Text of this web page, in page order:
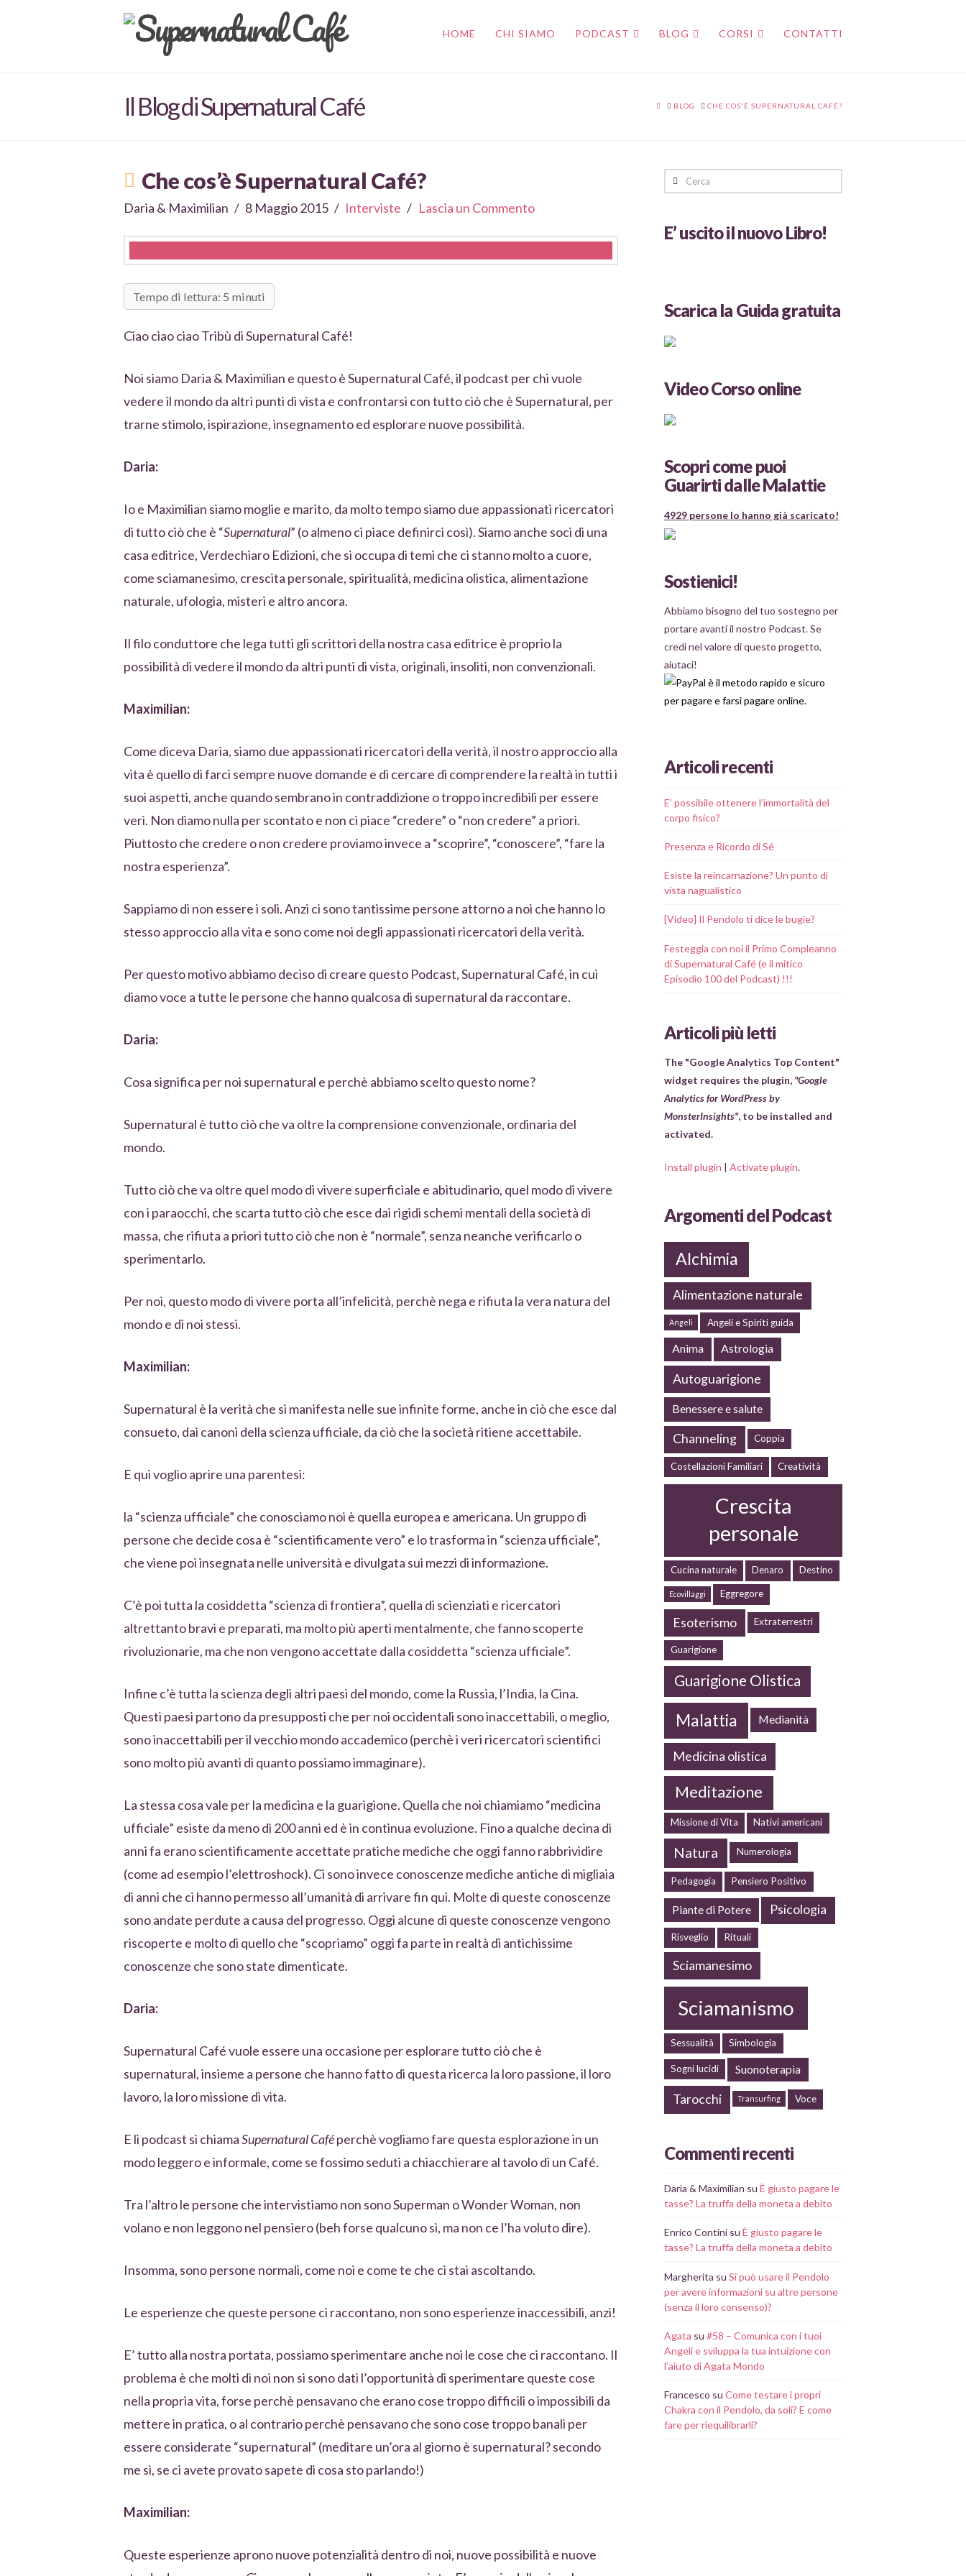
HOME CHI SIAMO PODCAST BLOG CORSI CONTATTI
Il Blog di Supernatural Café HOME
BLOG CHE COS'È SUPERNATURAL CAFÉ?
Che cos’è Supernatural Café?
Daria & Maximilian 8 Maggio 2015 Interviste Lascia un Commento
Tempo di lettura: 5 minuti
Ciao ciao ciao Tribù di Supernatural Café!
Noi siamo Daria & Maximilian e questo è Supernatural Café, il podcast per chi vuole
vedere il mondo da altri punti di vista e confrontarsi con tutto ciò che è Supernatural, per
trarne stimolo, ispirazione, insegnamento ed esplorare nuove possibilità.
Daria:
Io e Maximilian siamo moglie e marito, da molto tempo siamo due appassionati ricercatori
di tutto ciò che è “Supernatural” (o almeno ci piace definirci così). Siamo anche soci di una
casa editrice, Verdechiaro Edizioni, che si occupa di temi che ci stanno molto a cuore,
come sciamanesimo, crescita personale, spiritualità, medicina olistica, alimentazione
naturale, ufologia, misteri e altro ancora.
Il filo conduttore che lega tutti gli scrittori della nostra casa editrice è proprio la
possibilità di vedere il mondo da altri punti di vista, originali, insoliti, non convenzionali.
Maximilian:
Come diceva Daria, siamo due appassionati ricercatori della verità, il nostro approccio alla
vita è quello di farci sempre nuove domande e di cercare di comprendere la realtà in tutti i
suoi aspetti, anche quando sembrano in contraddizione o troppo incredibili per essere
veri. Non diamo nulla per scontato e non ci piace “credere” o “non credere” a priori.
Piuttosto che credere o non credere proviamo invece a “scoprire”, “conoscere”, “fare la
nostra esperienza”.
Sappiamo di non essere i soli. Anzi ci sono tantissime persone attorno a noi che hanno lo
stesso approccio alla vita e sono come noi degli appassionati ricercatori della verità.
Per questo motivo abbiamo deciso di creare questo Podcast, Supernatural Café, in cui
diamo voce a tutte le persone che hanno qualcosa di supernatural da raccontare.
Daria:
Cosa significa per noi supernatural e perchè abbiamo scelto questo nome?
Supernatural è tutto ciò che va oltre la comprensione convenzionale, ordinaria del
mondo.
Tutto ciò che va oltre quel modo di vivere superficiale e abitudinario, quel modo di vivere
con i paraocchi, che scarta tutto ciò che esce dai rigidi schemi mentali della società di
massa, che rifiuta a priori tutto ciò che non è “normale”, senza neanche verificarlo o
sperimentarlo.
Per noi, questo modo di vivere porta all’infelicità, perchè nega e rifiuta la vera natura del
mondo e di noi stessi.
Maximilian:
Supernatural è la verità che si manifesta nelle sue infinite forme, anche in ciò che esce dal
consueto, dai canoni della scienza ufficiale, da ciò che la società ritiene accettabile.
E qui voglio aprire una parentesi:
la “scienza ufficiale” che conosciamo noi è quella europea e americana. Un gruppo di
persone che decide cosa è “scientificamente vero” e lo trasforma in “scienza ufficiale”,
che viene poi insegnata nelle università e divulgata sui mezzi di informazione.
C’è poi tutta la cosiddetta “scienza di frontiera”, quella di scienziati e ricercatori
altrettanto bravi e preparati, ma molto più aperti mentalmente, che fanno scoperte
rivoluzionarie, ma che non vengono accettate dalla cosiddetta “scienza ufficiale”.
Infine c’è tutta la scienza degli altri paesi del mondo, come la Russia, l’India, la Cina.
Questi paesi partono da presupposti che per noi occidentali sono inaccettabili, o meglio,
sono inaccettabili per il vecchio mondo accademico (perchè i veri ricercatori scientifici
sono molto più avanti di quanto possiamo immaginare).
La stessa cosa vale per la medicina e la guarigione. Quella che noi chiamiamo “medicina
ufficiale” esiste da meno di 200 anni ed è in continua evoluzione. Fino a qualche decina di
anni fa erano scientificamente accettate pratiche mediche che oggi fanno rabbrividire
(come ad esempio l’elettroshock). Ci sono invece conoscenze mediche antiche di migliaia
di anni che ci hanno permesso all’umanità di arrivare fin qui. Molte di queste conoscenze
sono andate perdute a causa del progresso. Oggi alcune di queste conoscenze vengono
riscoperte e molto di quello che “scopriamo” oggi fa parte in realtà di antichissime
conoscenze che sono state dimenticate.
Daria:
Supernatural Café vuole essere una occasione per esplorare tutto ciò che è
supernatural, insieme a persone che hanno fatto di questa ricerca la loro passione, il loro
lavoro, la loro missione di vita.
E li podcast si chiamaSupernatural Caféperchè vogliamo fare questa esplorazione in un
modo leggero e informale, come se fossimo seduti a chiacchierare al tavolo di un Café.
Tra l’altro le persone che intervistiamo non sono Superman o Wonder Woman, non
volano e non leggono nel pensiero (beh forse qualcuno sì, ma non ce l’ha voluto dire).
Insomma, sono persone normali, come noi e come te che ci stai ascoltando.
Le esperienze che queste persone ci raccontano, non sono esperienze inaccessibili, anzi!
E’ tutto alla nostra portata, possiamo sperimentare anche noi le cose che ci raccontano. Il
problema è che molti di noi non si sono dati l’opportunità di sperimentare queste cose
nella propria vita, forse perchè pensavano che erano cose troppo difficili o impossibili da
mettere in pratica, o al contrario perchè pensavano che sono cose troppo banali per
essere considerate “supernatural” (meditare un’ora al giorno è supernatural? secondo
me sì, se ci avete provato sapete di cosa sto parlando!)
Maximilian:
Queste esperienze aprono nuove potenzialità dentro di noi, nuove possibilità e nuove
Cerca
E’ uscito il nuovo Libro!
Scarica la Guida gratuita
Video Corso online
Scopri come puoi
Guarirti dalle Malattie
4929 persone lo hanno già scaricato!
Sostienici!
Abbiamo bisogno del tuo sostegno per
portare avanti il nostro Podcast. Se
credi nel valore di questo progetto,
aiutaci!
Articoli recenti
E’ possibile ottenere l’immortalità del
corpo fisico?
Presenza e Ricordo di Sé
Esiste la reincarnazione? Un punto di
vista nagualistico
[Video] Il Pendolo ti dice le bugie?
Festeggia con noi il Primo Compleanno
di Supernatural Café (e il mitico
Episodio 100 del Podcast) !!!
Articoli più letti
The "Google Analytics Top Content"
widget requires the plugin, "Google
Analytics for WordPress by
MonsterInsights", to be installed and
activated.
Install plugin |Activate plugin.
Argomenti del Podcast
Alchimia
Alimentazione naturale
Angeli Angeli e Spiriti guida
Anima Astrologia
Autoguarigione
Benessere e salute
Channeling Coppia
Costellazioni Familiari Creatività
Crescita
personale
Cucina naturale Denaro Destino
Ecovillaggi Eggregore
Esoterismo Extraterrestri
Guarigione
Guarigione Olistica
Malattia Medianità
Medicina olistica
Meditazione
Missione di Vita Nativi americani
Natura Numerologia
Pedagogia Pensiero Positivo
Piante di Potere Psicologia
Risveglio Rituali
Sciamanesimo
Sciamanismo
Sessualità Simbologia
Sogni lucidi Suonoterapia
Tarocchi Transurfing Voce
Commenti recenti
Daria & Maximilian suÈ giusto pagare le
tasse? La truffa della moneta a debito
Enrico Contini suÈ giusto pagare le
tasse? La truffa della moneta a debito
Margherita suSi può usare il Pendolo
per avere informazioni su altre persone
(senza il loro consenso)?
Agata su#58 – Comunica con i tuoi
Angeli e sviluppa la tua intuizione con
l’aiuto di Agata Mondo
Francesco suCome testare i propri
Chakra con il Pendolo, da soli? E come
fare per riequilibrarli?